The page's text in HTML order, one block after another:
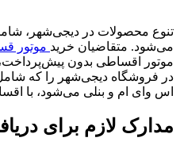
تنوع محصولات در دیجی‌شهر،
می‌شود. متقاضیان خرید موتور
موتور اقساطی بدون پیش‌پرداخت،
در فروشگاه دیجی‌شهر را که شامل
اس وای ام و بنلی می‌شود، با اقساط ۶۰ ماهه خریداری
مدارک لازم برای